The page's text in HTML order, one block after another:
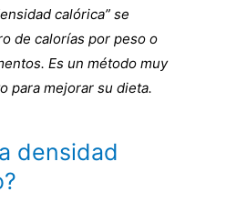
calórica” se
de calorías por peso o
Es un método muy
para mejorar su dieta.
densidad